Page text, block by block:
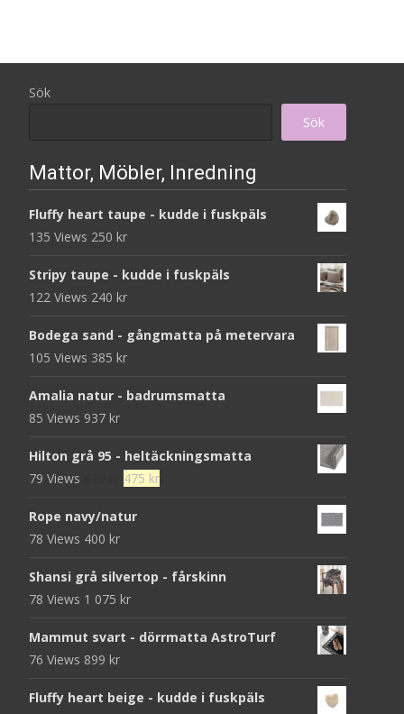
Sök
Sök
Mattor, Möbler, Inredning
Fluffy heart taupe - kudde i fuskpäls
135 Views 250 kr
Stripy taupe - kudde i fuskpäls
122 Views 240 kr
Bodega sand - gångmatta på metervara
105 Views 385 kr
Amalia natur - badrumsmatta
85 Views 937 kr
Hilton grå 95 - heltäckningsmatta
79 Views
Det
priset
475 krDet
475 kr.
Rope navy/natur
78 Views 400 kr
Shansi grå silvertop - fårskinn
78 Views 1 075 kr
Mammut svart - dörrmatta AstroTurf
76 Views 899 kr
Fluffy heart beige - kudde i fuskpäls